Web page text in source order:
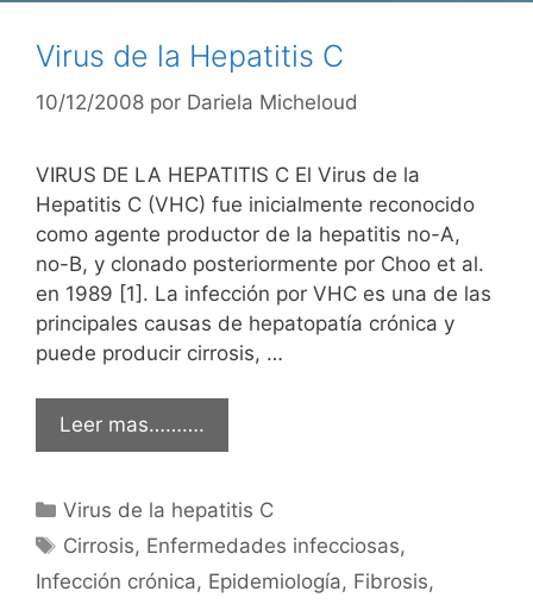
Virus de la Hepatitis C
10/12/2008 por Dariela Micheloud
VIRUS DE LA HEPATITIS C El Virus de la
Hepatitis C (VHC) fue inicialmente reconocido
como agente productor de la hepatitis no-A,
no-B, y clonado posteriormente por Choo et al.
en 1989 [1]. La infección por VHC es una de las
principales causas de hepatopatía crónica y
puede producir cirrosis, …
Leer mas……….
Categorías
Virus de la hepatitis C
Etiquetas
Cirrosis, Enfermedades infecciosas,
Infección crónica, Epidemiología, Fibrosis,